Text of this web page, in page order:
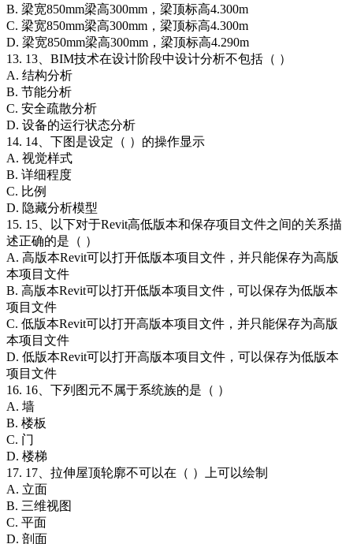
B. 梁宽850mm梁高300mm，梁顶标高4.300m
C. 梁宽850mm梁高300mm，梁顶标高4.300m
D. 梁宽850mm梁高300mm，梁顶标高4.290m
13. 13、BIM技术在设计阶段中设计分析不包括（ ）
A. 结构分析
B. 节能分析
C. 安全疏散分析
D. 设备的运行状态分析
14. 14、下图是设定（ ）的操作显示
A. 视觉样式
B. 详细程度
C. 比例
D. 隐藏分析模型
15. 15、以下对于Revit高低版本和保存项目文件之间的关系描
述正确的是（ ）
A. 高版本Revit可以打开低版本项目文件，并只能保存为高版
本项目文件
B. 高版本Revit可以打开低版本项目文件，可以保存为低版本
项目文件
C. 低版本Revit可以打开高版本项目文件，并只能保存为高版
本项目文件
D. 低版本Revit可以打开高版本项目文件，可以保存为低版本
项目文件
16. 16、下列图元不属于系统族的是（ ）
A. 墙
B. 楼板
C. 门
D. 楼梯
17. 17、拉伸屋顶轮廓不可以在（ ）上可以绘制
A. 立面
B. 三维视图
C. 平面
D. 剖面